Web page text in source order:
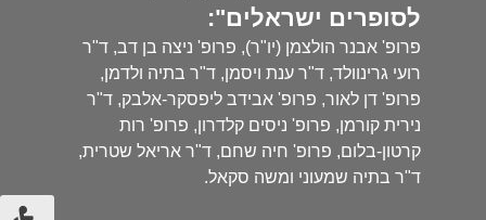
לסופרים ישראלים":
פרופ' אבנר הולצמן (יו"ר), פרופ' ניצה בן דב, ד"ר
רועי גרינוולד, ד"ר ענת ויסמן, ד"ר בתיה ולדמן,
פרופ' דן לאור, פרופ' אבידב ליפסקר-אלבק, ד"ר
נירית קורמן, פרופ' ניסים קלדרון, פרופ' רות
קרטון-בלום, פרופ' חיה שחם, ד"ר אריאל שטרית,
ד"ר בתיה שמעוני ומשה סקאל.